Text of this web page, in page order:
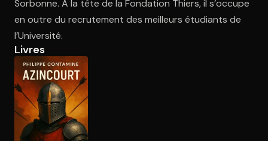
Ouvre l'app Appareil photo, pointe sur le code. C'est gratuit à
Sorbonne. À la tête de la Fondation Thiers, il s’occupe
en outre du recrutement des meilleurs étudiants de
l’Université.
Livres